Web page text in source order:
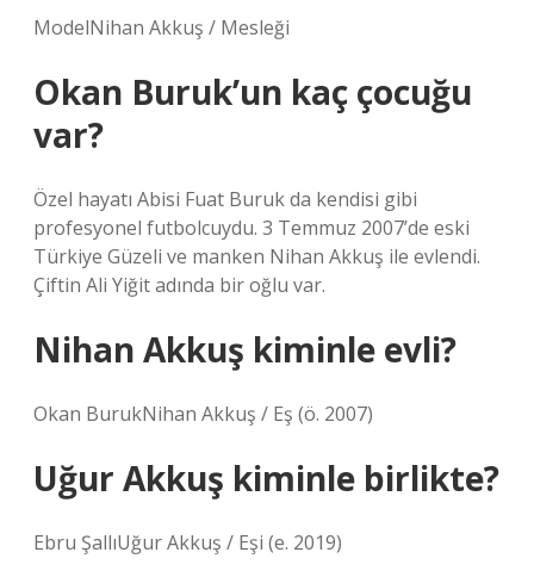
ModelNihan Akkuş / Mesleği
Okan Buruk’un kaç çocuğu
var?
Özel hayatı Abisi Fuat Buruk da kendisi gibi
profesyonel futbolcuydu. 3 Temmuz 2007’de eski
Türkiye Güzeli ve manken Nihan Akkuş ile evlendi.
Çiftin Ali Yiğit adında bir oğlu var.
Nihan Akkuş kiminle evli?
Okan BurukNihan Akkuş / Eş (ö. 2007)
Uğur Akkuş kiminle birlikte?
Ebru ŞallıUğur Akkuş / Eşi (e. 2019)